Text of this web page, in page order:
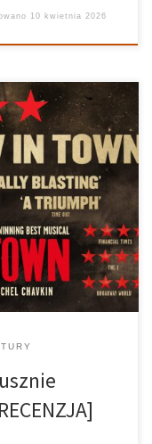
10 kwietnia 2026
Tony Awards oraz
,,Hadestown” stale
Theatre zapełniona
Co
[…]